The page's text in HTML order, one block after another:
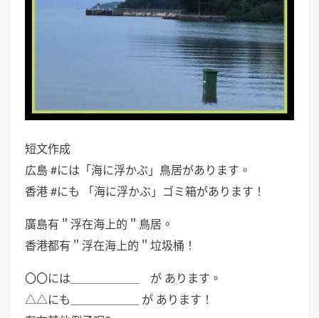
短文作成
広島 #には「海に浮かぶ」鳥居があります。
香港 #にも 「海に浮かぶ」ゴミ箱があります！
廣島有＂浮在海上的＂鳥居。
香港都有＂浮在海上的＂垃圾桶！
〇〇には＿＿＿＿＿＿ が あります。
△△にも＿＿＿＿＿＿ が あります！